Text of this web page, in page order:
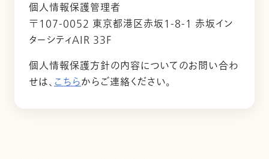
個人情報保護管理者
〒107-0052 東京都港区赤坂1-8-1 赤坂イン
ターシティAIR 33F
個人情報保護方針の内容についてのお問い合わ
せは、こちらからご連絡ください。